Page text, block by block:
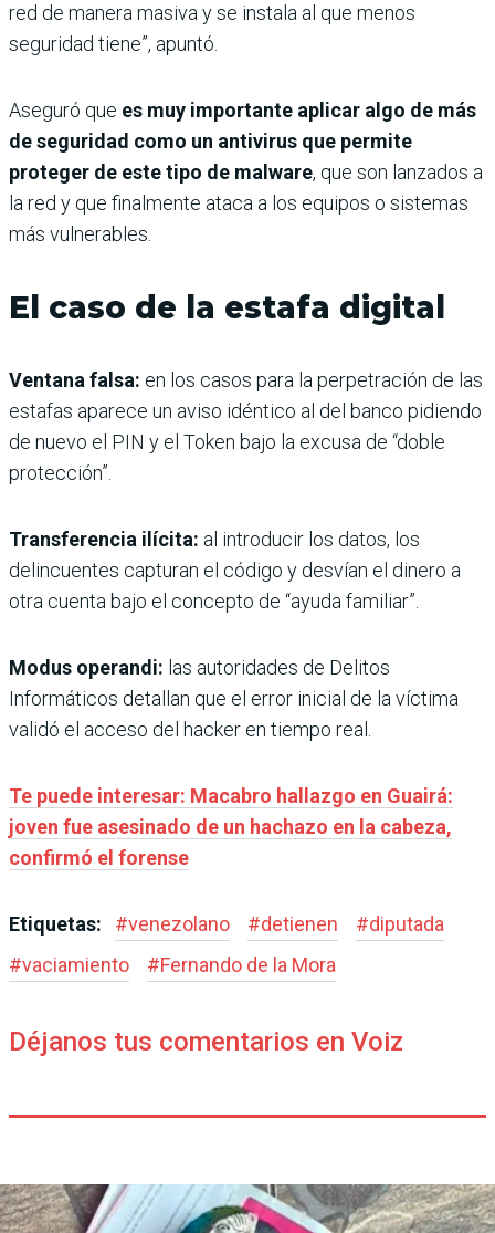
red de manera masiva y se instala al que menos
seguridad tiene”, apuntó.
Aseguró que es muy importante aplicar algo de más
de seguridad como un antivirus que permite
proteger de este tipo de malware, que son lanzados a
la red y que finalmente ataca a los equipos o sistemas
más vulnerables.
El caso de la estafa digital
Ventana falsa: en los casos para la perpetración de las
estafas aparece un aviso idéntico al del banco pidiendo
de nuevo el PIN y el Token bajo la excusa de “doble
protección”.
Transferencia ilícita: al introducir los datos, los
delincuentes capturan el código y desvían el dinero a
otra cuenta bajo el concepto de “ayuda familiar”.
Modus operandi: las autoridades de Delitos
Informáticos detallan que el error inicial de la víctima
validó el acceso del hacker en tiempo real.
Te puede interesar: Macabro hallazgo en Guairá:
joven fue asesinado de un hachazo en la cabeza,
confirmó el forense
Etiquetas: #venezolano #detienen #diputada
#vaciamiento #Fernando de la Mora
Déjanos tus comentarios en Voiz